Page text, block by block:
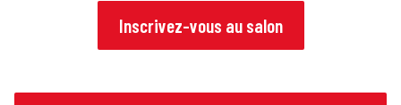
Inscrivez-vous au salon